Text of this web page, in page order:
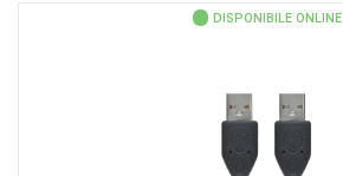
DISPONIBILE ONLINE